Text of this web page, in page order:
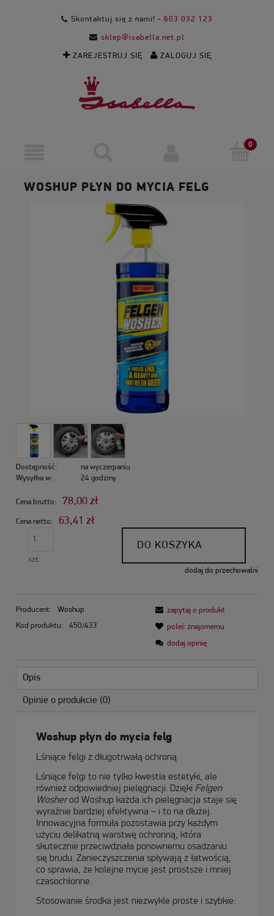
Skontaktuj się z nami! - 603 032 123
sklep@isabella.net.pl
ZAREJESTRUJ SIĘ ZALOGUJ SIĘ
WOSHUP PŁYN DO MYCIA FELG
Dostępność:
na wyczerpaniu
Wysyłka w:
24 godziny
Cena brutto: 78,00 zł
Cena netto: 63,41 zł
szt.
DO KOSZYKA
dodaj do przechowalni
Producent:
Woshup
Kod produktu:
450/433
zapytaj o produkt
poleć znajomemu
dodaj opinię
Opis
Opinie o produkcie (0)
Woshup płyn do mycia felg
Lśniące felgi z długotrwałą ochroną
Lśniące felgi to nie tylko kwestia estetyki, ale
również odpowiedniej pielęgnacji. Dzięki Felgen
Wosherod Woshup każda ich pielęgnacja staje się
wyraźnie bardziej efektywna – i to na dłużej.
Innowacyjna formuła pozostawia przy każdym
użyciu delikatną warstwę ochronną, która
skutecznie przeciwdziała ponownemu osadzaniu
się brudu. Zanieczyszczenia spływają z łatwością,
co sprawia, że kolejne mycie jest prostsze i mniej
czasochłonne.
Stosowanie środka jest niezwykle proste i szybkie: